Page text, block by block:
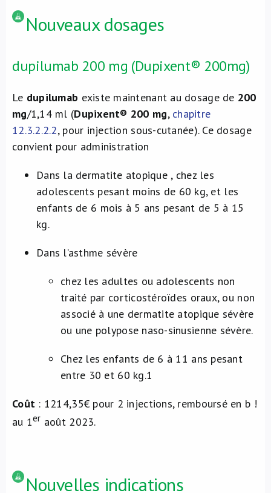
Nouveaux dosages
dupilumab 200 mg (Dupixent® 200mg)
Le dupilumab existe maintenant au dosage de 200
mg/1,14 ml (Dupixent® 200 mg, chapitre
12.3.2.2.2, pour injection sous-cutanée). Ce dosage
convient pour administration
Dans la dermatite atopique , chez les
adolescents pesant moins de 60 kg, et les
enfants de 6 mois à 5 ans pesant de 5 à 15
kg.
Dans l’asthme sévère
chez les adultes ou adolescents non
traité par corticostéroïdes oraux, ou non
associé à une dermatite atopique sévère
ou une polypose naso-sinusienne sévère.
Chez les enfants de 6 à 11 ans pesant
entre 30 et 60 kg.1
Coût : 1214,35€ pour 2 injections, remboursé en b !
au 1er août 2023.
Nouvelles indications